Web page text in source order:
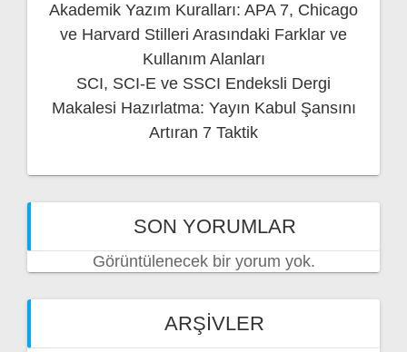
Akademik Yazım Kuralları: APA 7, Chicago
ve Harvard Stilleri Arasındaki Farklar ve
Kullanım Alanları
SCI, SCI-E ve SSCI Endeksli Dergi
Makalesi Hazırlatma: Yayın Kabul Şansını
Artıran 7 Taktik
SON YORUMLAR
Görüntülenecek bir yorum yok.
ARŞIVLER